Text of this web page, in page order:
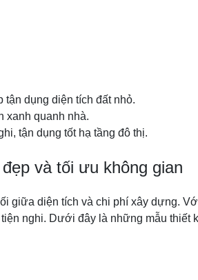
dụng diện tích đất nhỏ.
xanh quanh nhà.
tận dụng tốt hạ tầng đô thị.
và tối ưu không gian
giữa diện tích và chi phí xây dựng.
nghi. Dưới đây là những mẫu thiết